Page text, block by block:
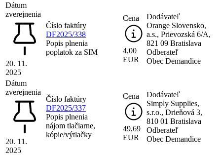
Dátum
zverejnenia
20. 11.
2025
Číslo faktúry
DF2025/338
Popis plnenia
poplatok za SIM
Cena
4,00
EUR
Dodávateľ
Orange Slovensko,
a.s., Prievozská 6/A,
821 09 Bratislava
Odberateľ
Obec Demandice
Dátum
zverejnenia
20. 11.
2025
Číslo faktúry
DF2025/337
Popis plnenia
nájom tlačiarne,
kópie/výtlačky
Cena
49,69
EUR
Dodávateľ
Simply Supplies,
s.r.o., Drieňová 3,
810 01 Bratislava
Odberateľ
Obec Demandice